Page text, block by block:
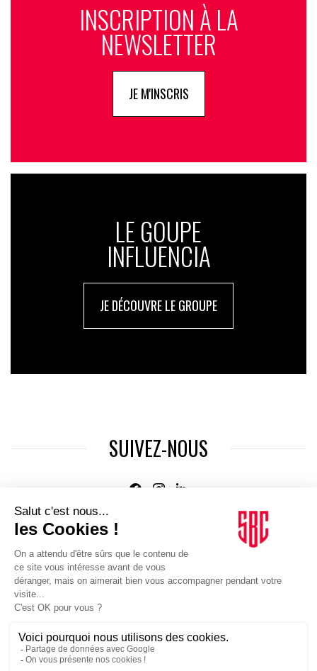
INSCRIPTION À LA
NEWSLETTER
JE M'INSCRIS
LE GOUPE
INFLUENCIA
JE DÉCOUVRE LE GROUPE
SUIVEZ-NOUS
Agence web:Novius